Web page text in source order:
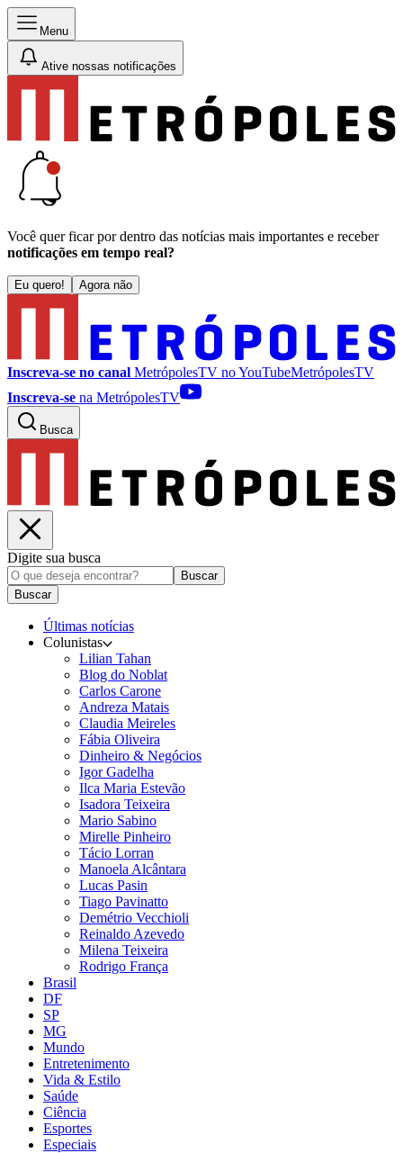
Menu
Ative nossas notificações
Você quer ficar por dentro das notícias mais importantes e receber
notificações em tempo real?
Eu quero! Agora não
Inscreva-se no canal MetrópolesTV noYouTubeMetrópolesTV
Inscreva-se na MetrópolesTV
Busca
Digite sua busca
Buscar
Buscar
Últimas notícias
Colunistas
Lilian Tahan
Blog do Noblat
Carlos Carone
Andreza Matais
Claudia Meireles
Fábia Oliveira
Dinheiro & Negócios
Igor Gadelha
Ilca Maria Estevão
Isadora Teixeira
Mario Sabino
Mirelle Pinheiro
Tácio Lorran
Manoela Alcântara
Lucas Pasin
Tiago Pavinatto
Demétrio Vecchioli
Reinaldo Azevedo
Milena Teixeira
Rodrigo França
Brasil
DF
SP
MG
Mundo
Entretenimento
Vida & Estilo
Saúde
Ciência
Esportes
Especiais